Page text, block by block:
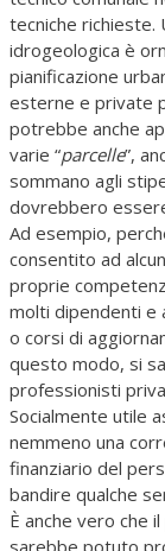
tecniche richieste.
idrogeologica è
pianificazione
esterne e private
potrebbe anche
varie “parcelle”,
sommano agli
dovrebbero
Ad esempio,
consentito ad
proprie
molti dipendenti e
o corsi di
questo modo, si
professionisti
Socialmente utile
nemmeno una
finanziario del
bandire qualche
È anche vero che